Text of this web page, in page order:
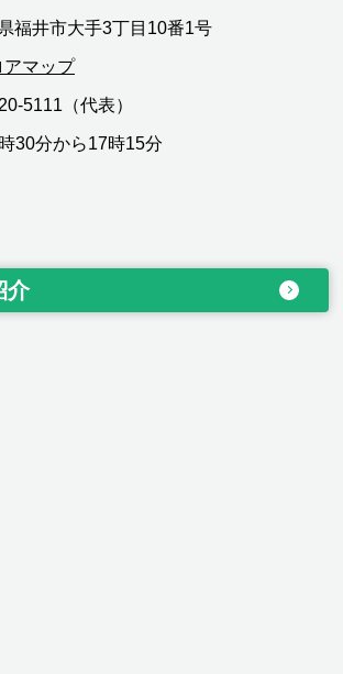
福井市大手3丁目10番1号
アマップ
5111（代表）
30分から17時15分
介